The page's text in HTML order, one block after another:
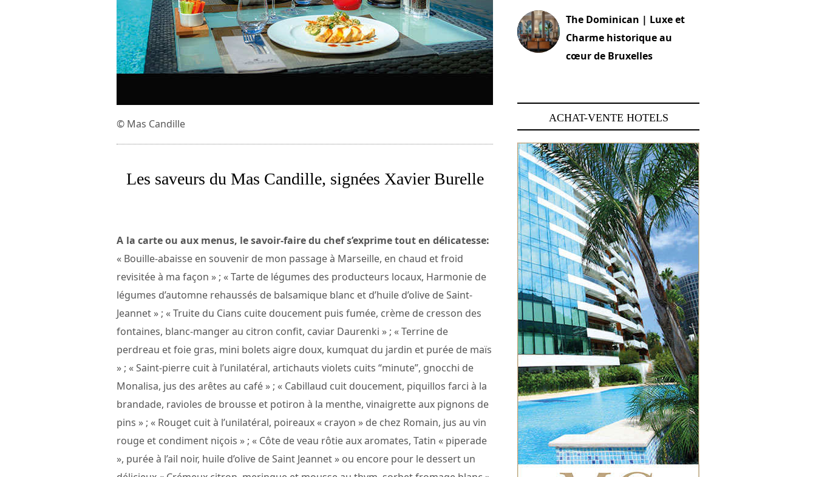
© Mas Candille
Les saveurs du Mas Candille, signées Xavier Burelle
A la carte ou aux menus, le savoir-faire du chef s’exprime tout en délicatesse:
« Bouille-abaisse en souvenir de mon passage à Marseille, en chaud et froid
revisitée à ma façon » ; « Tarte de légumes des producteurs locaux, Harmonie de
légumes d’automne rehaussés de balsamique blanc et d’huile d’olive de Saint-
Jeannet » ; « Truite du Cians cuite doucement puis fumée, crème de cresson des
fontaines, blanc-manger au citron confit, caviar Daurenki » ; « Terrine de
perdreau et foie gras, mini bolets aigre doux, kumquat du jardin et purée de maïs
» ; « Saint-pierre cuit à l’unilatéral, artichauts violets cuits “minute”, gnocchi de
Monalisa, jus des arêtes au café » ; « Cabillaud cuit doucement, piquillos farci à la
brandade, ravioles de brousse et potiron à la menthe, vinaigrette aux pignons de
pins » ; « Rouget cuit à l’unilatéral, poireaux « crayon » de chez Romain, jus au vin
rouge et condiment niçois » ; « Côte de veau rôtie aux aromates, Tatin « piperade
», purée à l’ail noir, huile d’olive de Saint Jeannet » ou encore pour le dessert un
The Dominican | Luxe et
Charme historique au
cœur de Bruxelles
ACHAT-VENTE HOTELS